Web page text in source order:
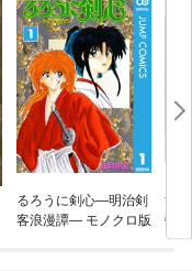
るろうに剣心—明治剣
客浪漫譚— モノクロ版
黄
鬱～